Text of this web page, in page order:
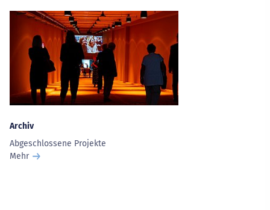
Archiv
Abgeschlossene Projekte
Mehr